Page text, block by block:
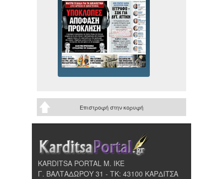
Επιστροφή στην κορυφή
KARDITSA PORTAL Μ. ΙΚΕ
Γ. ΒΑΛΤΑΔΩΡΟΥ 31 - ΤΚ: 43100 ΚΑΡΔΙΤΣΑ